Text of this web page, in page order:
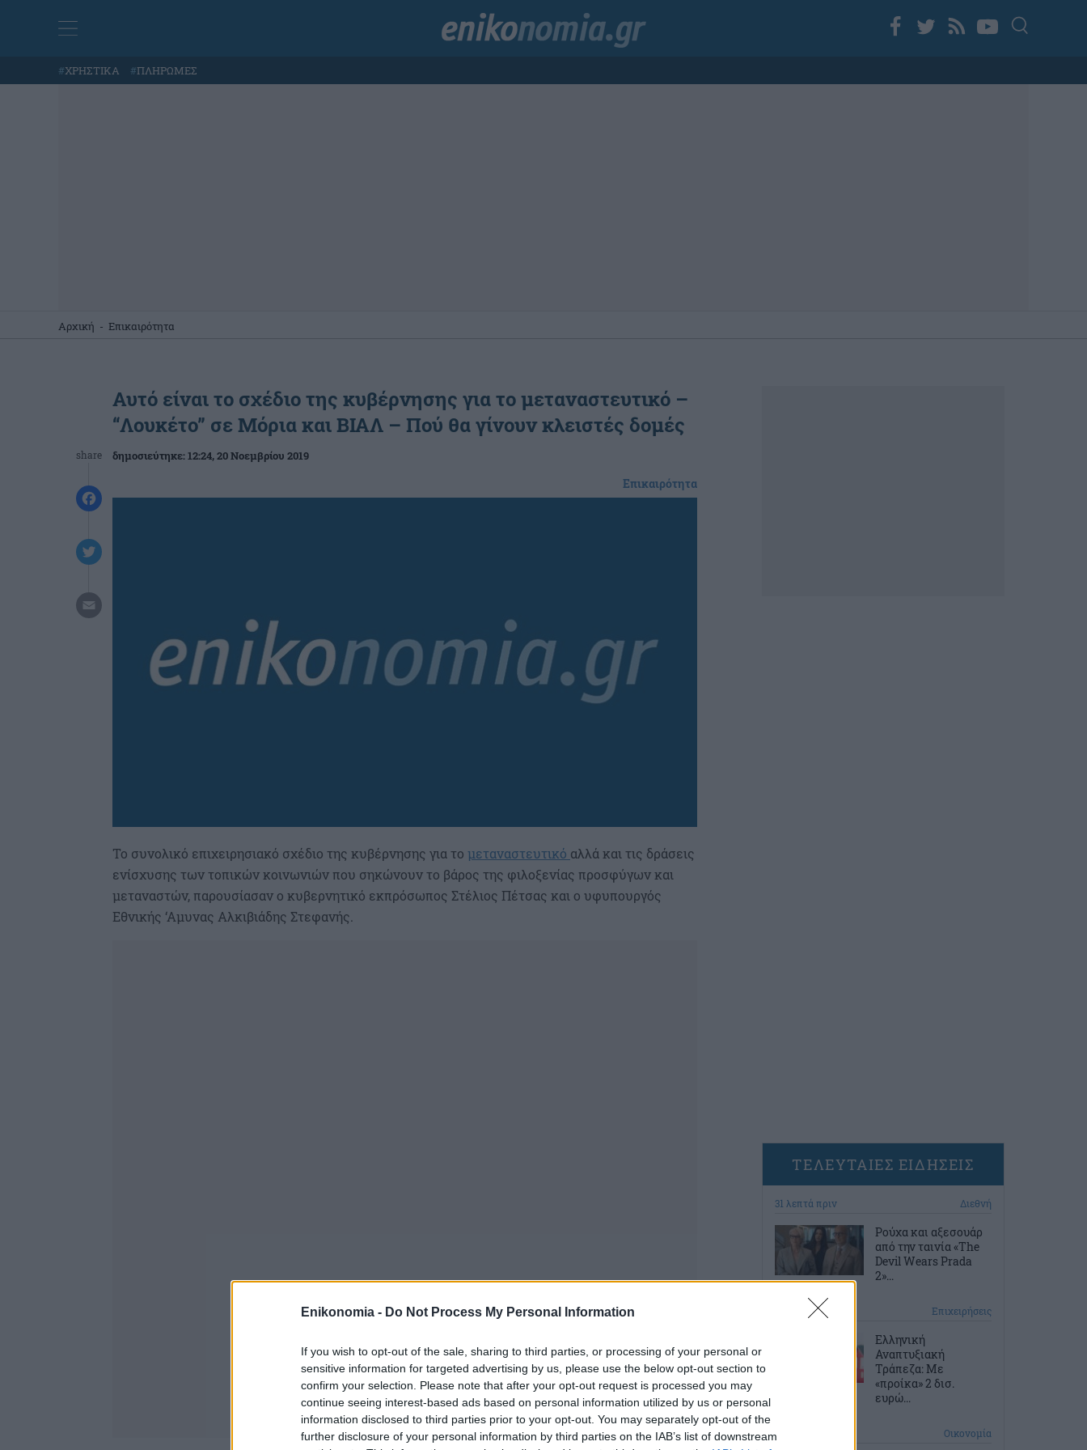
Enikonomia - Do Not Process My Personal Information
If you wish to opt-out of the sale, sharing to third parties, or processing of your personal or
sensitive information for targeted advertising by us, please use the below opt-out section to
confirm your selection. Please note that after your opt-out request is processed you may
continue seeing interest-based ads based on personal information utilized by us or personal
information disclosed to third parties prior to your opt-out. You may separately opt-out of the
further disclosure of your personal information by third parties on the IAB’s list of downstream
#ΧΡΗΣΤΙΚΑ #ΠΛΗΡΩΜΕΣ
Αρχική - Επικαιρότητα
share
Αυτό είναι το σχέδιο της κυβέρνησης για το μεταναστευτικό –
“Λουκέτο” σε Μόρια και ΒΙΑΛ – Πού θα γίνουν κλειστές δομές
δημοσιεύτηκε:12:24, 20 Νοεμβρίου 2019
Επικαιρότητα
Το συνολικό επιχειρησιακό σχέδιο της κυβέρνησης για το μεταναστευτικό αλλά και τις δράσεις
ενίσχυσης των τοπικών κοινωνιών που σηκώνουν το βάρος της φιλοξενίας προσφύγων και
μεταναστών, παρουσίασαν ο κυβερνητικό εκπρόσωπος Στέλιος Πέτσας και ο υφυπουργός
Εθνικής ‘Αμυνας Αλκιβιάδης Στεφανής.
ΤΕΛΕΥΤΑΙΕΣ ΕΙΔΗΣΕΙΣ
31 λεπτά πριν Διεθνή
Ρούχα και αξεσουάρ
από την ταινία «The
Devil Wears Prada
2»...
1 ώρα πριν Επιχειρήσεις
Ελληνική
Αναπτυξιακή
Τράπεζα: Με
«προίκα» 2 δισ.
ευρώ...
2 ώρες πριν Οικονομία